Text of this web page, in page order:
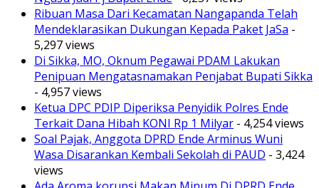
Ribuan Masa Dari Kecamatan Nangapanda Telah
Mendeklarasikan Dukungan Kepada Paket JaSa -
5,297 views
Di Sikka, MO, Oknum Pegawai PDAM Lakukan
Penipuan Mengatasnamakan Penjabat Bupati Sikka
- 4,957 views
Ketua DPC PDIP Diperiksa Penyidik Polres Ende
Terkait Dana Hibah KONI Rp 1 Milyar - 4,254 views
Soal Pajak, Anggota DPRD Ende Arminus Wuni
Wasa Disarankan Kembali Sekolah di PAUD - 3,424
views